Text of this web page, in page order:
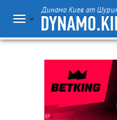
Динамо Киев от